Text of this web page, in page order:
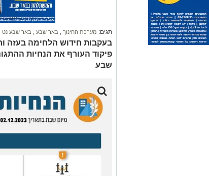
תגים: מערכת החינוך באר שבע באר שבע נט
בעקבות חידוש הלחימה בעזה
פיקוד העורף את הנחיות
שבע